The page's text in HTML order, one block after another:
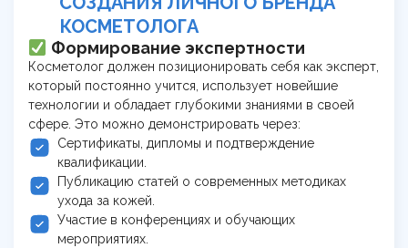
КОСМЕТОЛОГА
Формирование экспертности
Косметолог должен позиционировать себя как эксперт,
который постоянно учится, использует новейшие
технологии и обладает глубокими знаниями в своей
сфере. Это можно демонстрировать через:
Сертификаты, дипломы и подтверждение
квалификации.
Публикацию статей о современных методиках
ухода за кожей.
Участие в конференциях и обучающих
мероприятиях.